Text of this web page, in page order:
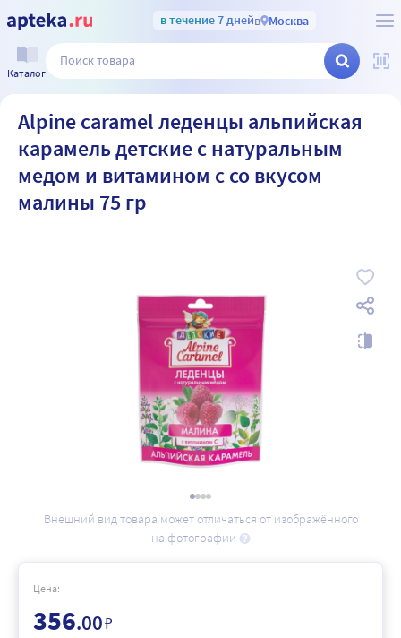
в течение 7 днейв Москва
Каталог
Alpine caramel леденцы альпийская
карамель детские с натуральным
медом и витамином с со вкусом
малины 75 гр
Внешний вид товара может отличаться от изображённого
на фотографии
Цена:
356.00₽